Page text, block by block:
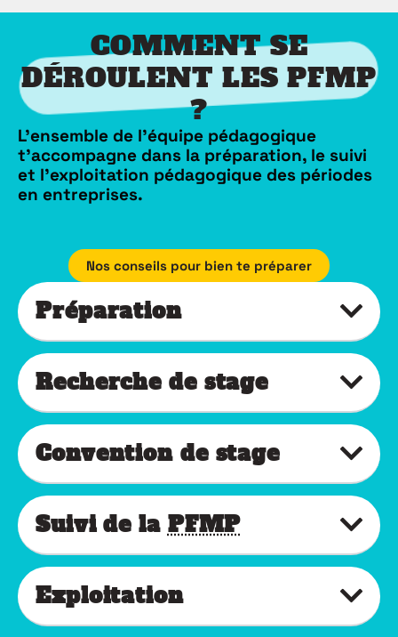
COMMENT SE
DÉROULENT LES PFMP
?
L’ensemble de l’équipe pédagogique
t’accompagne dans la préparation, le suivi
et l’exploitation pédagogique des périodes
en entreprises.
Nos conseils pour bien te préparer
Préparation
Recherche de stage
Convention de stage
Suivi de la PFMP
Exploitation